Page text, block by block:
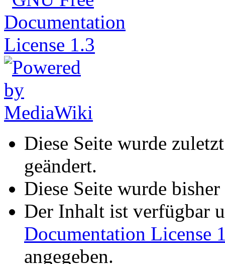
Diese Seite wurde
geändert.
Diese Seite wurde
Der Inhalt ist verfügbar
Documentation License
angegeben.